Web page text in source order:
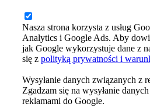
Nasza strona korzysta z usług
Analytics i Google Ads. Aby
jak Google wykorzystuje dane z
się z polityką prywatności i
Wysyłanie danych związanych z
Zgadzam się na wysyłanie
reklamami do Google.